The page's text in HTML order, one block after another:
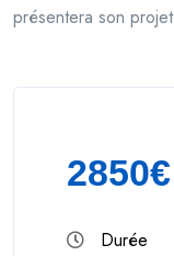
présentera son
2850€
Durée